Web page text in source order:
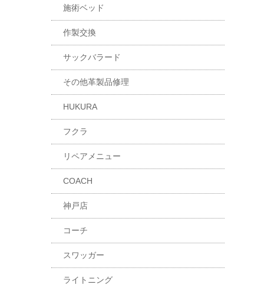
施術ベッド
作製交換
サックバラード
その他革製品修理
HUKURA
フクラ
リペアメニュー
COACH
神戸店
コーチ
スワッガー
ライトニング